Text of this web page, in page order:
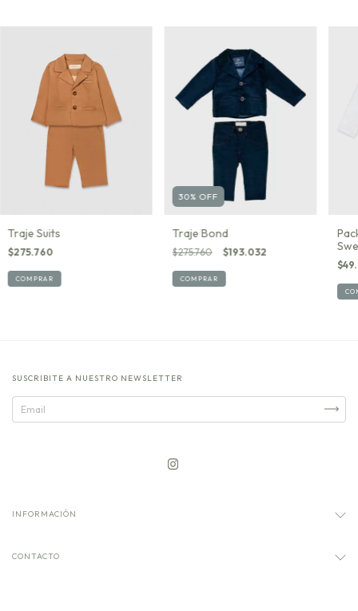
Traje Suits
$275.760
COMPRAR
30% OFF
Traje Bond
$275.760 $193.032
COMPRAR
SUSCRIBITE A NUESTRO NEWSLETTER
INFORMACIÓN
CONTACTO